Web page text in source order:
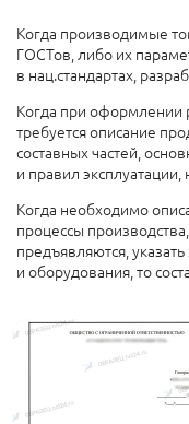
Когда производимые
ГОСТов, либо их
в нац.стандартах,
Когда при оформлении
требуется описание
составных частей,
и правил
Когда необходимо
процессы
предъявляются,
и оборудования, то